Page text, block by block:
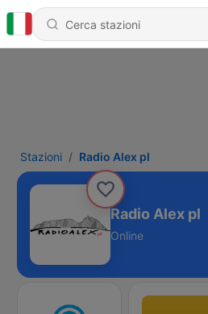
Stazioni Radio Alex pl
Radio Alex pl
Online